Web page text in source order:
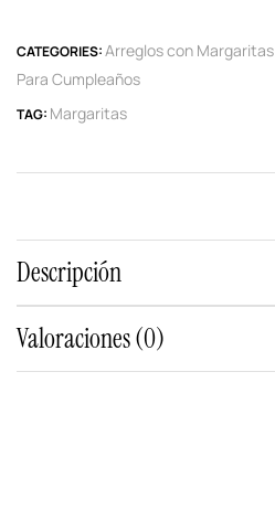
CATEGORIES:Arreglos con Margaritas
Para Cumpleaños
TAG: Margaritas
Descripción
Valoraciones (0)